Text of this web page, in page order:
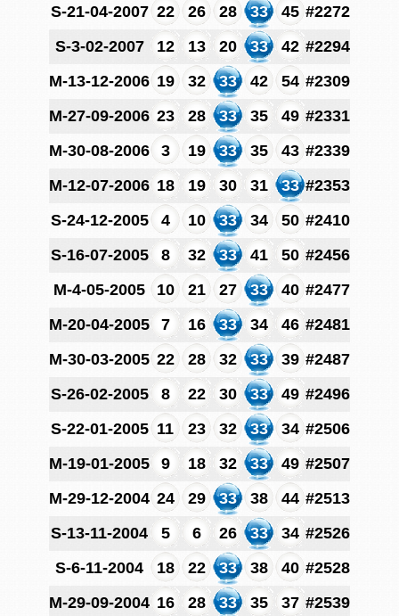
S-21-04-2007 22 26 28 33 45 #2272
S-3-02-2007
12 13 20 33 42 #2294
M-13-12-2006 19 32 33 42 54 #2309
M-27-09-2006 23 28 33 35 49 #2331
M-30-08-2006
3 19 33 35 43 #2339
M-12-07-2006 18 19 30 31 33 #2353
S-24-12-2005
4 10 33 34 50 #2410
S-16-07-2005
8 32 33 41 50 #2456
M-4-05-2005
10 21 27 33 40 #2477
M-20-04-2005
7 16 33 34 46 #2481
M-30-03-2005 22 28 32 33 39 #2487
S-26-02-2005
8 22 30 33 49 #2496
S-22-01-2005 11 23 32 33 34 #2506
M-19-01-2005
9 18 32 33 49 #2507
M-29-12-2004 24 29 33 38 44 #2513
S-13-11-2004
5 6 26 33 34 #2526
S-6-11-2004
18 22 33 38 40 #2528
M-29-09-2004 16 28 33 35 37 #2539